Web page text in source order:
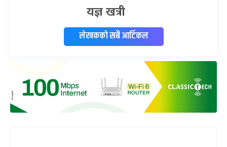
यज्ञ खत्री
लेखकको सबै आर्टिकल